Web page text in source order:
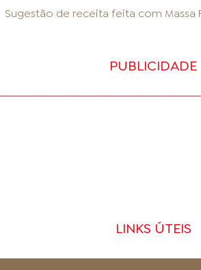
Sugestão de receita feita com Massa
PUBLICIDADE
LINKS ÚTEIS